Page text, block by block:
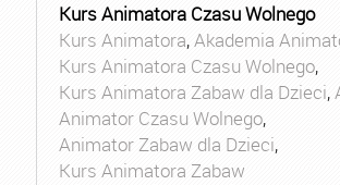
Kurs Animatora Czasu Wolnego
Kurs Animatora,Akademia
Kurs Animatora Czasu Wolnego,
Kurs Animatora Zabaw dla Dzieci,
Animator Czasu Wolnego,
Animator Zabaw dla Dzieci,
Kurs Animatora Zabaw